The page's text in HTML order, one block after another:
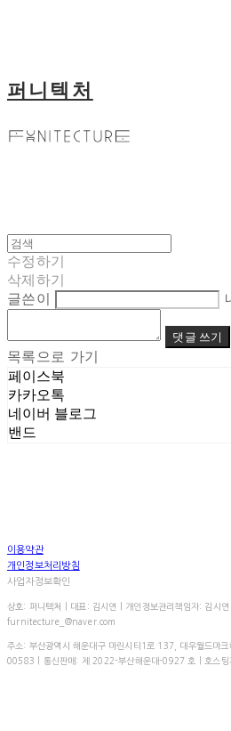
퍼니텍처
수정하기
삭제하기
글쓴이
댓글 쓰기
목록으로 가기
페이스북
카카오톡
네이버 블로그
밴드
이용약관
개인정보처리방침
사업자정보확인
상호: 퍼니텍처 | 대표: 김시연 | 개인정보관리책임자: 김
furnitecture_@naver.com
주소: 부산광역시 해운대구 마린시티1로 137, 대우월드마
00583 | 통신판매: 제 2022-부산해운대-0927 호 | 호스